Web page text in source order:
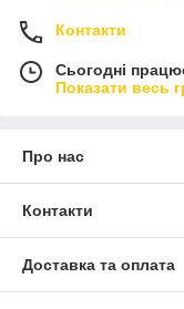
Контакти
Сьогодні
Показати весь
Про нас
Контакти
Доставка та оплата